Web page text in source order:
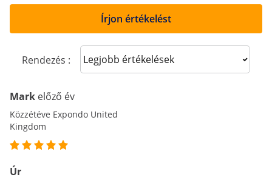
Írjon értékelést
Rendezés : Sort reviews
Mark előző év
Közzétéve Expondo United
Kingdom
Úr